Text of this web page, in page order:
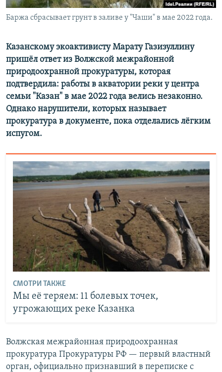
Баржа сбрасывает грунт в заливе у "Чаши" в мае 2022 года.
Казанскому экоактивисту Марату Газизуллину
пришёл ответ из Волжской межрайонной
природоохранной прокуратуры, которая
подтвердила: работы в акватории реки у центра
семьи "Казан" в мае 2022 года велись незаконно.
Однако нарушители, которых называет
прокуратура в документе, пока отделались лёгким
испугом.
СМОТРИ ТАКЖЕ
Мы её теряем: 11 болевых точек,
угрожающих реке Казанка
Волжская межрайонная природоохранная
прокуратура Прокуратуры РФ — первый властный
орган, официально признавший в переписке с